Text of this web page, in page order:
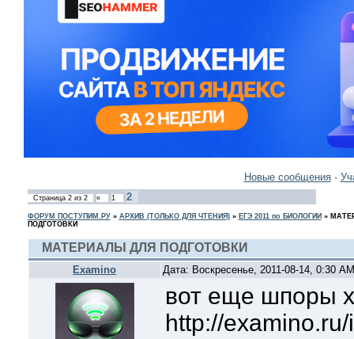
Новые сообщения·
Страница 2из 2 « 1 2
ФОРУМ ПОСТУПИМ.РУ» АРХИВ (ТОЛЬКО ДЛЯ ЧТЕНИЯ)» ЕГЭ 2011 по БИОЛОГИИ »
ПОДГОТОВКИ
МАТЕРИАЛЫ ДЛЯ ПОДГОТОВКИ
Examino Дата: Воскресенье, 2011-08-14, 0:30
вот еще шпоры
http://